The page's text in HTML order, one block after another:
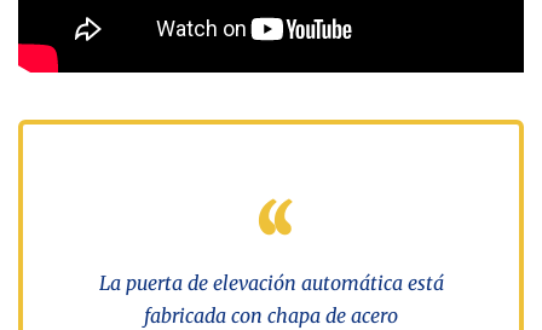
La puerta de elevación automática está
fabricada con chapa de acero